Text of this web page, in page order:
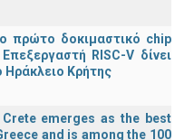
πρώτο δοκιμαστικό chip
RISC-V δίνει
Κρήτης
emerges as the best
and is among the 100